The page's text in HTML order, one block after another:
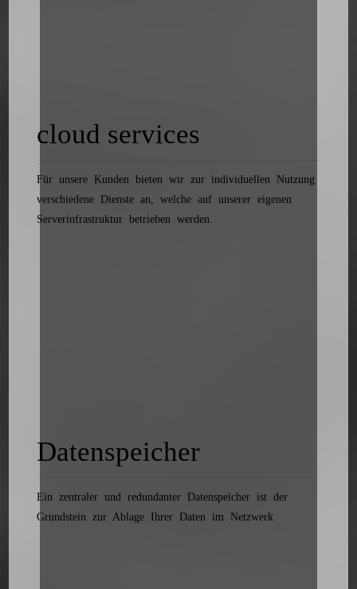
cloud services
Für unsere Kunden bieten wir zur individuellen Nutzung
verschiedene Dienste an, welche auf unserer eigenen
Serverinfrastruktur betrieben werden.
Datenspeicher
Ein zentraler und redundanter Datenspeicher ist der
Grundstein zur Ablage Ihrer Daten im Netzwerk